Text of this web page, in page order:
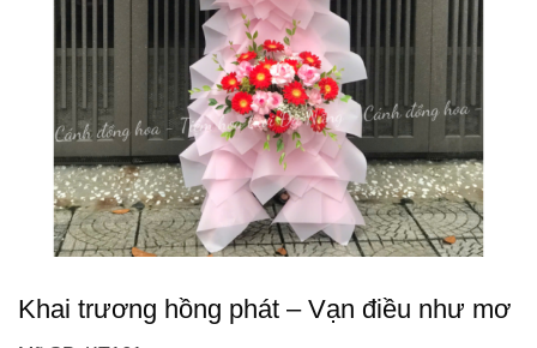
Khai trương hồng phát – Vạn điều như mơ